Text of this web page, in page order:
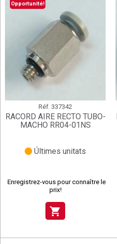
Opportunité!
Réf. 337342
RACORD AIRE RECTO TUBO-
MACHO RR04-01NS
Últimes unitats
Enregistrez-vous pour connaître le
prix!
shopping_cart